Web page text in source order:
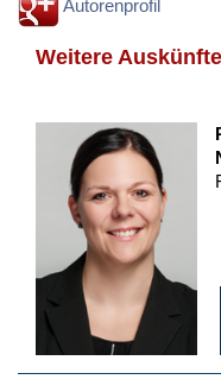
Autorenprofil
Weitere